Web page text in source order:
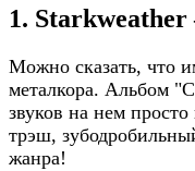
1.
Можно сказать, что
металкора. Альбом
звуков на нем
трэш,
жанра!